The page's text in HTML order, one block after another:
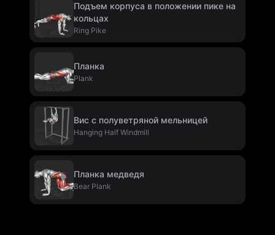
Подъем корпуса в положении пике на
кольцах
Ring Pike
Планка
Plank
Вис с полуветряной мельницей
Hanging Half Windmill
Планка медведя
Bear Plank